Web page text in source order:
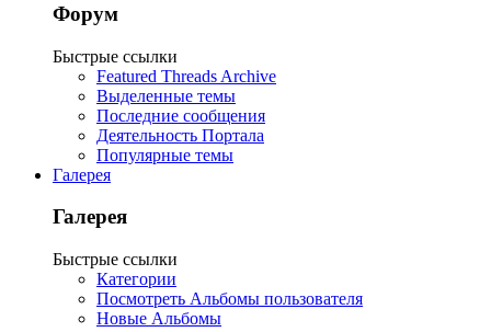
Форум
Быстрые ссылки
Featured Threads Archive
Выделенные темы
Последние сообщения
Деятельность Портала
Популярные темы
Галерея
Галерея
Быстрые ссылки
Категории
Посмотреть Альбомы пользователя
Новые Альбомы